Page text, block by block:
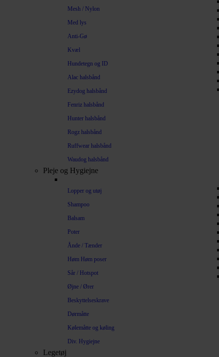
Mesh / Nylon
Med lys
Anti-Gø
Kvæl
Hundetegn og ID
Alac halsbånd
Ezydog halsbånd
Fenriz halsbånd
Hunter halsbånd
Rogz halsbånd
Ruffwear halsbånd
Waudog halsbånd
Pleje og Hygiejne
Lopper og utøj
Shampoo
Balsam
Poter
Ånde / Tænder
Høm Høm poser
Sår / Hotspot
Øjne / Ører
Beskyttelseskrave
Dørmåtte
Kølemåtte og køling
Div. Hygiejne
Legetøj